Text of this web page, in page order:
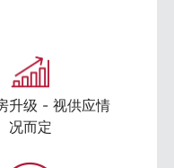
升级 - 视供应情
况而定